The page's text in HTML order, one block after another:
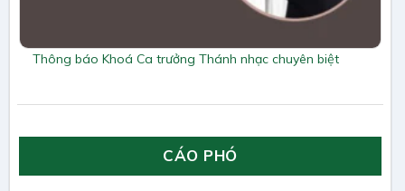
Thông báo Khoá Ca trưởng Thánh nhạc chuyên biệt
CÁO PHÓ